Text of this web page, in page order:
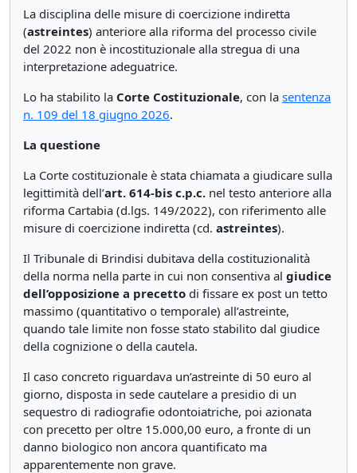
La disciplina delle misure di coercizione indiretta
(astreintes) anteriore alla riforma del processo civile
del 2022 non è incostituzionale alla stregua di una
interpretazione adeguatrice.
Lo ha stabilito la Corte Costituzionale, con la sentenza
n. 109 del 18 giugno 2026.
La questione
La Corte costituzionale è stata chiamata a giudicare sulla
legittimità dell’art. 614-bis c.p.c. nel testo anteriore alla
riforma Cartabia (d.lgs. 149/2022), con riferimento alle
misure di coercizione indiretta (cd. astreintes).
Il Tribunale di Brindisi dubitava della costituzionalità
della norma nella parte in cui non consentiva al giudice
dell’opposizione a precetto di fissare ex post un tetto
massimo (quantitativo o temporale) all’astreinte,
quando tale limite non fosse stato stabilito dal giudice
della cognizione o della cautela.
Il caso concreto riguardava un’astreinte di 50 euro al
giorno, disposta in sede cautelare a presidio di un
sequestro di radiografie odontoiatriche, poi azionata
con precetto per oltre 15.000,00 euro, a fronte di un
danno biologico non ancora quantificato ma
apparentemente non grave.